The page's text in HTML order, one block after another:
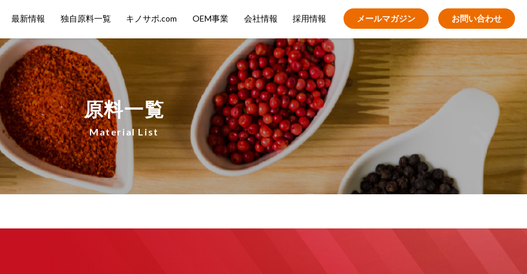
最新情報 独自原料一覧 キノサポ.com OEM事業 会社情報 採用情報 メールマガジン お問い合わせ
原料一覧
Material List